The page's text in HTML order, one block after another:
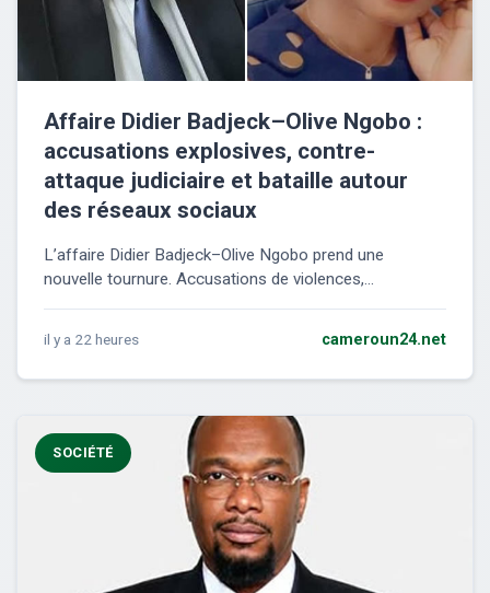
Affaire Didier Badjeck–Olive Ngobo :
accusations explosives, contre-
attaque judiciaire et bataille autour
des réseaux sociaux
L’affaire Didier Badjeck–Olive Ngobo prend une
nouvelle tournure. Accusations de violences,...
il y a 22 heures cameroun24.net
SOCIÉTÉ